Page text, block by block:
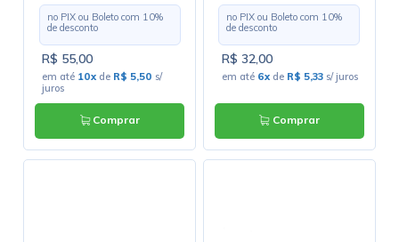
no PIX ou Boleto com 10%
de desconto
R$ 55,00
em até 10x de R$ 5,50 s/
juros
Comprar
no PIX ou Boleto com 10%
de desconto
R$ 32,00
em até 6x de R$ 5,33 s/ juros
Comprar